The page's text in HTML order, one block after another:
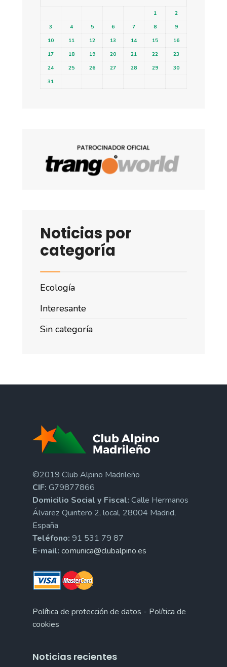
1
2
3
4 5 6 7 8
9
10
11 12 13 14 15
16
17
18 19 20 21 22
23
24
25 26 27 28 29
30
31
Noticias por
categoría
Ecología
Interesante
Sin categoría
©2019 Club Alpino Madrileño
CIF: G79877866
Domicilio Social y Fiscal: Calle Hermanos
Álvarez Quintero 2, local, 28004 Madrid,
España
Teléfono: 91 531 79 87
E-mail: comunica@clubalpino.es
Política de protección de datos - Política de
cookies
Noticias recientes